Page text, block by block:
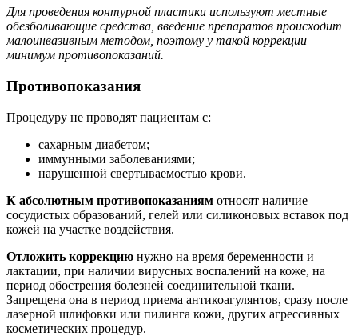
Для проведения контурной пластики используют местные
обезболивающие средства, введение препаратов происходит
малоинвазивным методом, поэтому у такой коррекции
минимум противопоказаний.
Противопоказания
Процедуру не проводят пациентам с:
сахарным диабетом;
иммунными заболеваниями;
нарушенной свертываемостью крови.
К абсолютным противопоказаниям относят наличие
сосудистых образований, гелей или силиконовых вставок под
кожей на участке воздействия.
Отложить коррекцию нужно на время беременности и
лактации, при наличии вирусных воспалений на коже, на
период обострения болезней соединительной ткани.
Запрещена она в период приема антикоагулянтов, сразу после
лазерной шлифовки или пилинга кожи, других агрессивных
косметических процедур.